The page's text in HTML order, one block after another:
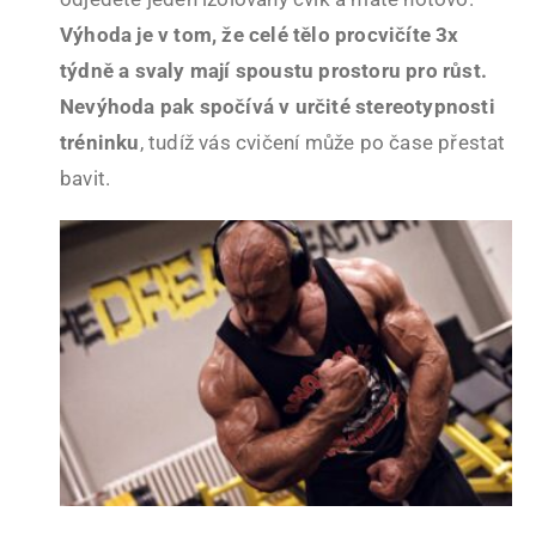
Výhoda je v tom, že celé tělo procvičíte 3x
týdně a svaly mají spoustu prostoru pro růst.
Nevýhoda pak spočívá v určité stereotypnosti
tréninku, tudíž vás cvičení může po čase přestat
bavit.
Jak na full body trénink 3x týdně